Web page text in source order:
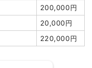
160,000円
100,000円
697,600円
9,400,000
円
200,000円
20,000円
220,000円